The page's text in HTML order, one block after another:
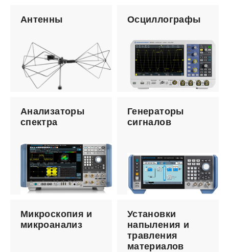
Антенны Осциллографы
Анализаторы
спектра
Генераторы
сигналов
Микроскопия и
микроанализ
Установки
напыления и
травления
материалов